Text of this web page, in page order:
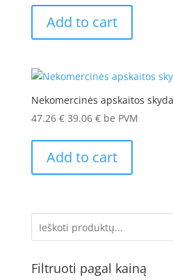
Add to cart
Nekomercinės apskaitos
47.26 € 39.06 €be PVM
Add to cart
Filtruoti pagal kainą